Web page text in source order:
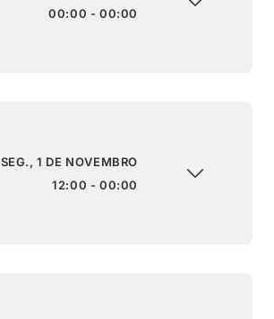
00:00 - 00:00
SEG., 1 DE NOVEMBRO
12:00 - 00:00